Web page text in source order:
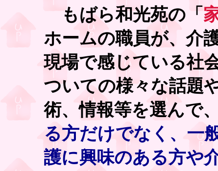
もばら和光苑の「
ホームの職員が、介
現場で感じている社
ついての様々な話題
術、情報等を選んで
る方だけでなく、一
護に興味のある方や